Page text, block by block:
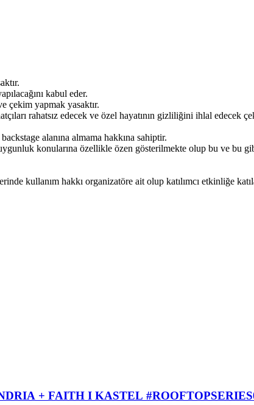
kabul eder.
çekim yapmak yasaktır.
rahatsız edecek ve özel hayatının gizliliğini ihlal edecek
alanına almama hakkına sahiptir.
konularına özellikle özen gösterilmekte olup bu ve bu
kullanım hakkı organizatöre ait olup katılımcı etkinliğe
+ FAITH I KASTEL